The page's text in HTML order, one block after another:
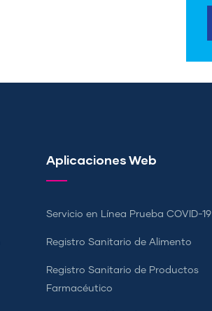
Aplicaciones Web
Servicio en Línea Prueba COVID-19
Registro Sanitario de Alimento
Registro Sanitario de Productos
Farmacéutico